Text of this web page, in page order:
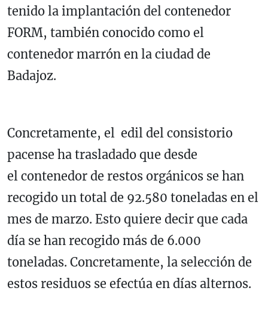
tenido la implantación del contenedor
FORM, también conocido como el
contenedor marrón en la ciudad de
Badajoz.
Concretamente, el edil del consistorio
pacense ha trasladado que desde
el contenedor de restos orgánicos se han
recogido un total de 92.580 toneladas en el
mes de marzo. Esto quiere decir que cada
día se han recogido más de 6.000
toneladas. Concretamente, la selección de
estos residuos se efectúa en días alternos.